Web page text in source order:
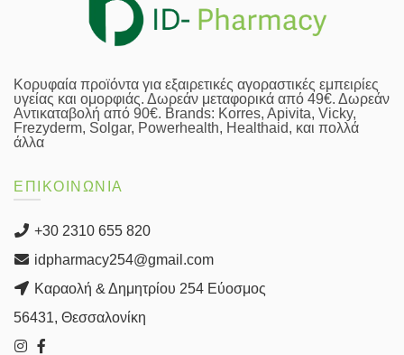
Κορυφαία προϊόντα για εξαιρετικές αγοραστικές εμπειρίες
υγείας και ομορφιάς. Δωρεάν μεταφορικά από 49€. Δωρεάν
Αντικαταβολή από 90€. Brands: Korres, Apivita, Vicky,
Frezyderm, Solgar, Powerhealth, Healthaid, και πολλά
άλλα
ΕΠΙΚΟΙΝΩΝΙΑ
+30 2310 655 820
idpharmacy254@gmail.com
Καραολή & Δημητρίου 254 Εύοσμος
56431, Θεσσαλονίκη